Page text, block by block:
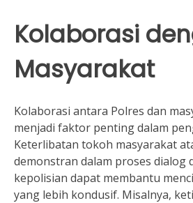
Kolaborasi
Masyarakat
Kolaborasi antara Polres dan
menjadi faktor penting dalam
Keterlibatan tokoh masyarakat
demonstran dalam proses dialog
kepolisian dapat membantu
yang lebih kondusif. Misalnya,